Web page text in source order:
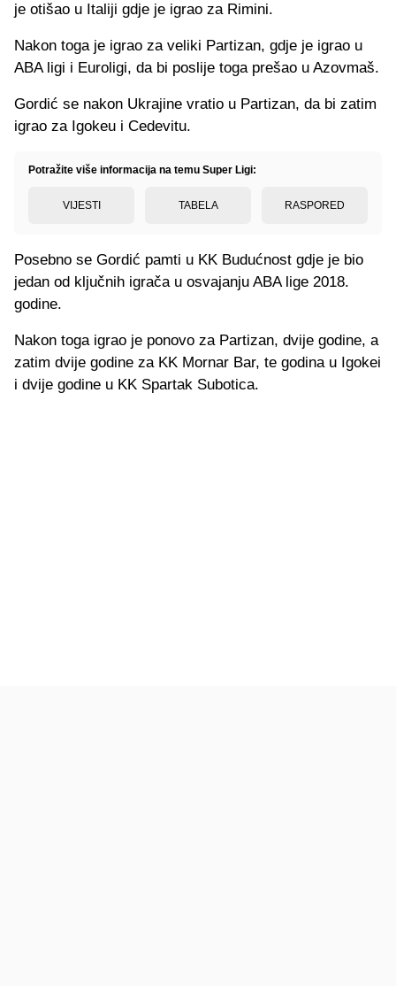
je otišao u Italiji gdje je igrao za Rimini.
Nakon toga je igrao za veliki Partizan, gdje je igrao u
ABA ligi i Euroligi, da bi poslije toga prešao u Azovmaš.
Gordić se nakon Ukrajine vratio u Partizan, da bi zatim
igrao za Igokeu i Cedevitu.
Potražite više informacija na temu Super Ligi:
VIJESTI TABELA RASPORED
Posebno se Gordić pamti u KK Budućnost gdje je bio
jedan od ključnih igrača u osvajanju ABA lige 2018.
godine.
Nakon toga igrao je ponovo za Partizan, dvije godine, a
zatim dvije godine za KK Mornar Bar, te godina u Igokei
i dvije godine u KK Spartak Subotica.